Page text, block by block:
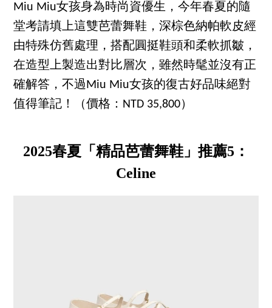
Miu Miu女孩身為時尚資優生，今年春夏的隨
堂考請填上這雙芭蕾舞鞋，深棕色納帕軟皮經
由特殊仿舊處理，搭配圓挺鞋頭和柔軟抓皺，
在造型上製造出對比層次，雖然時髦並沒有正
確解答，不過Miu Miu女孩的復古好品味絕對
值得筆記！（價格：NTD 35,800）
2025春夏「精品芭蕾舞鞋」推薦5：
Celine